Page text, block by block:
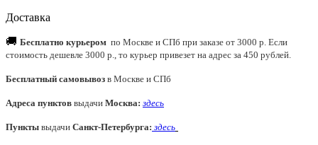
Доставка
🚚 Бесплатно курьером по Москве и СПб при заказе от 3000 р. Если
стоимость дешевле 3000 р., то курьер привезет на адрес за 450 рублей.
Бесплатный самовывоз в Москве и СПб
Адреса пунктов выдачи Москва: здесь
Пункты выдачи Санкт-Петербурга: здесь